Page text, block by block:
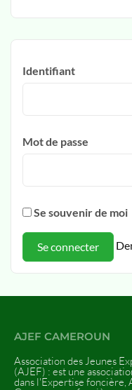
Identifiant
Mot de passe
Se souvenir de moi
AJEF CAMEROUN
Association des Jeunes
(AJEF) : est une
dans l'Expertise foncière,